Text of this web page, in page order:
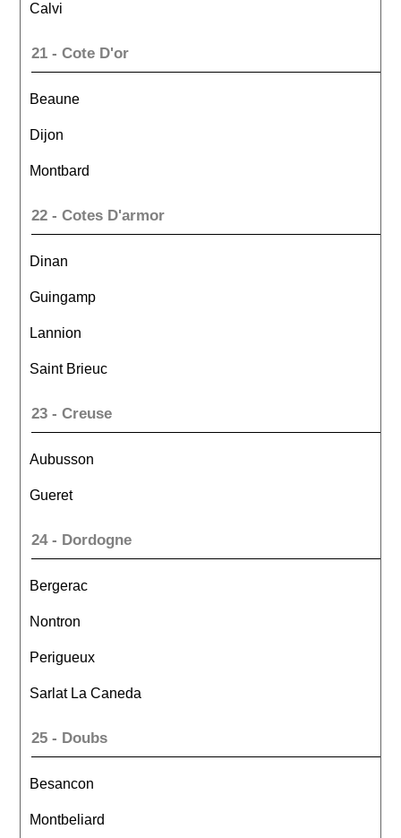
Calvi
21 - Cote D'or
Beaune
Dijon
Montbard
22 - Cotes D'armor
Dinan
Guingamp
Lannion
Saint Brieuc
23 - Creuse
Aubusson
Gueret
24 - Dordogne
Bergerac
Nontron
Perigueux
Sarlat La Caneda
25 - Doubs
Besancon
Montbeliard